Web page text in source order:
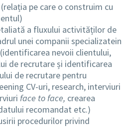
pe care o construim cu
a fluxului activităților de
unei companii specializatein
nevoii clientului,
de recrutare și identificarea
de recrutare pentru
CV-uri, research, interviuri
face to face, crearea
recomandat etc.)
procedurilor privind